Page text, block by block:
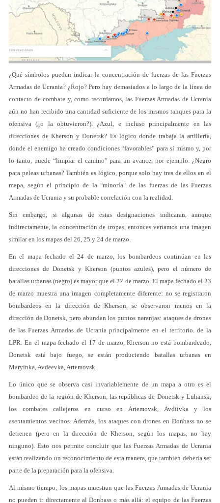
¿Qué símbolos pueden indicar la concentración de fuerzas de las Fuerzas
Armadas de Ucrania? ¿Rojo? Pero hay demasiados a lo largo de la línea de
contacto de combate y, como recordamos, las Fuerzas Armadas de Ucrania
aún no han recibido una cantidad suficiente de los mismos tanques para la
ofensiva (¿o la obtuvieron?). ¿Azul, e incluso principalmente en las
direcciones de Kherson y Donetsk? Es lógico donde trabaja la artillería,
donde el enemigo ha creado condiciones “favorables” para sí mismo y, por
lo tanto, puede “limpiar el camino” para un avance, por ejemplo. ¿Negro
para peleas urbanas? También es lógico, porque solo hay tres de ellos en el
mapa, según el principio de la "minoría" de las fuerzas de las Fuerzas
Armadas de Ucrania y su probable correlación con la realidad.
Sin embargo, si algunas de estas designaciones indicaran, aunque
indirectamente, la concentración de tropas, entonces veríamos una imagen
similar en los mapas del 26, 25 y 24 de marzo.
En el mapa fechado el 24 de marzo, los bombardeos continúan en las
direcciones de Donetsk y Kherson (puntos azules), pero el número de
batallas urbanas (negro) es mayor que el 27 de marzo. El mapa fechado el 23
de marzo muestra una imagen completamente diferente: no se registraron
bombardeos en la dirección de Kherson, se observaron menos en la
dirección de Donetsk, pero abundan los puntos naranjas: ataques de drones
de las Fuerzas Armadas de Ucrania principalmente en el territorio. de la
LPR. En el mapa fechado el 17 de marzo, Kherson no está bombardeado,
Donetsk está bajo fuego, se están produciendo batallas urbanas en
Maryinka, Avdeevka, Artemovsk.
Lo único que se observa casi invariablemente de un mapa a otro es el
bombardeo de la región de Kherson, las repúblicas de Donetsk y Luhansk,
los combates callejeros en curso en Artemovsk, Avdiivka y los
asentamientos vecinos. Además, los ataques con drones en Donbass no se
detienen (pero en la dirección de Kherson, según los mapas, no hay
ninguno). Esto nos permite concluir que las Fuerzas Armadas de Ucrania
están realizando un reconocimiento de esta manera, que también debería ser
parte de la preparación para la ofensiva.
Al mismo tiempo, los mapas muestran que las Fuerzas Armadas de Ucrania
no pueden ir directamente al Donbass o más allá: el equipo de las Fuerzas